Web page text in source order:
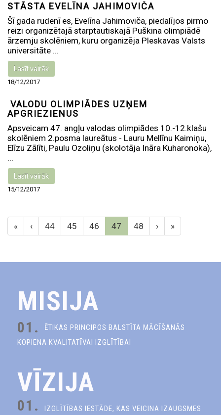
STĀSTA EVELĪNA JAHIMOVIČA
Šī gada rudenī es, Evelīna Jahimoviča, piedalījos pirmo
reizi organizētajā starptautiskajā Puškina olimpiādē
ārzemju skolēniem, kuru organizēja Pleskavas Valsts
universitāte ...
Lasīt vairāk
18/12/2017
VALODU OLIMPIĀDES UZŅEM
APGRIEZIENUS
Apsveicam 47. angļu valodas olimpiādes 10.-12.klašu
skolēniem 2.posma laureātus - Lauru Mellīnu Kaimiņu,
Elīzu Zālīti, Paulu Ozoliņu (skolotāja Ināra Kuharonoka),
...
Lasīt vairāk
15/12/2017
« ‹ 44 45 46 47 48 › »
MISIJA
01.
ĒTIKAS PRINCIPOS BALSTĪTA MĀCĪŠANĀS
KOPIENA KVALITATĪVAI IZGLĪTĪBAI
VĪZIJA
01.
IZGLĪTĪBAS IESTĀDE, KAS VEICINA IZAUGSMES